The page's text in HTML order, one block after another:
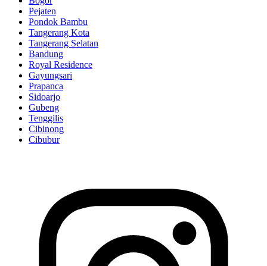
Pejaten
Pondok Bambu
Tangerang Kota
Tangerang Selatan
Bandung
Royal Residence
Gayungsari
Prapanca
Sidoarjo
Gubeng
Tenggilis
Cibinong
Cibubur